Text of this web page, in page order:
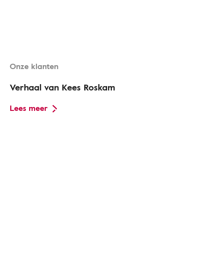
Onze klanten
Verhaal van Kees Roskam
Lees meer